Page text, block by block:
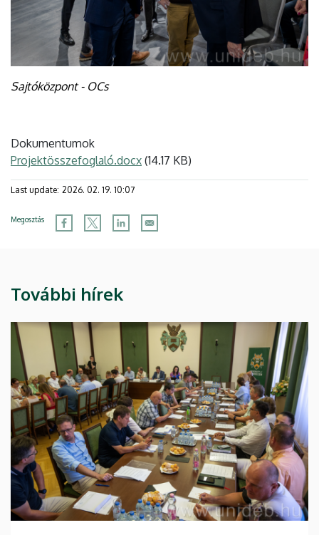
Sajtóközpont - OCs
Dokumentumok
Projektösszefoglaló.docx (14.17 KB)
Last update: 2026. 02. 19. 10:07
Megosztás
További hírek